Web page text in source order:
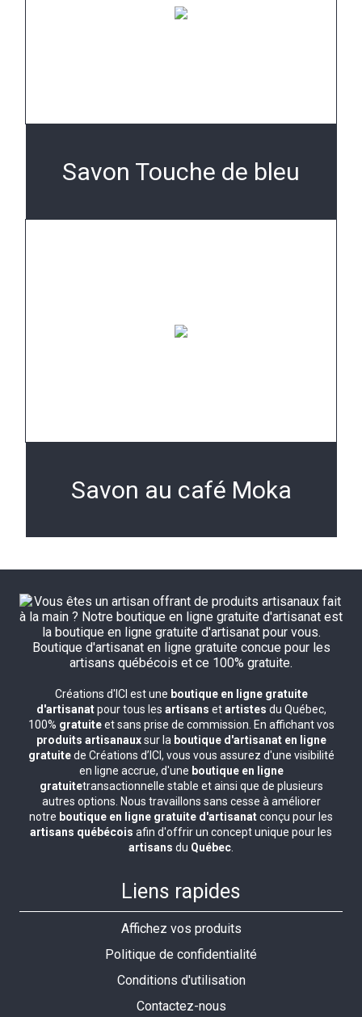
Savon Touche de bleu
Savon au café Moka
Créations d'ICI est une boutique en ligne gratuite
d'artisanatpour tous les artisans etartistes du Québec,
100% gratuiteet sans prise de commission. En affichant vos
produits artisanauxsur la boutique d'artisanat en ligne
gratuitede Créations d’ICI, vous vous assurez d'une visibilité
en ligne accrue, d'une boutique en ligne
gratuitetransactionnelle stable et ainsi que de plusieurs
autres options. Nous travaillons sans cesse à améliorer
notre boutique en ligne gratuite d'artisanatconçu pour les
artisans québécois afin d'offrir un concept unique pour les
artisans du Québec
Liens rapides
Affichez vos produits
Politique de confidentialité
Conditions d'utilisation
Contactez-nous